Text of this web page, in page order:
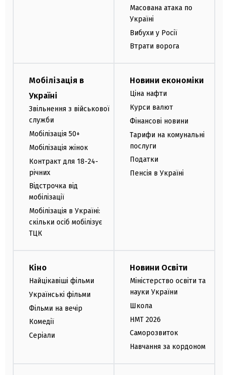
Масована атака по
Україні
Вибухи у Росії
Втрати ворога
Мобілізація в
Україні
Звільнення з військової
служби
Мобілізація 50+
Мобілізація жінок
Контракт для 18-24-
річних
Відстрочка від
мобілізації
Мобілізація в Україні:
скільки осіб мобілізує
ТЦК
Новини економіки
Ціна нафти
Курси валют
Фінансові новини
Тарифи на комунальні
послуги
Податки
Пенсія в Україні
Кіно
Найцікавіші фільми
Українські фільми
Фільми на вечір
Комедії
Серіали
Новини Освіти
Міністерство освіти та
науки України
Школа
НМТ 2026
Саморозвиток
Навчання за кордоном